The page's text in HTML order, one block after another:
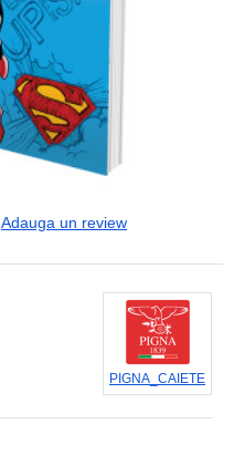
Adauga un review
PIGNA_CAIETE